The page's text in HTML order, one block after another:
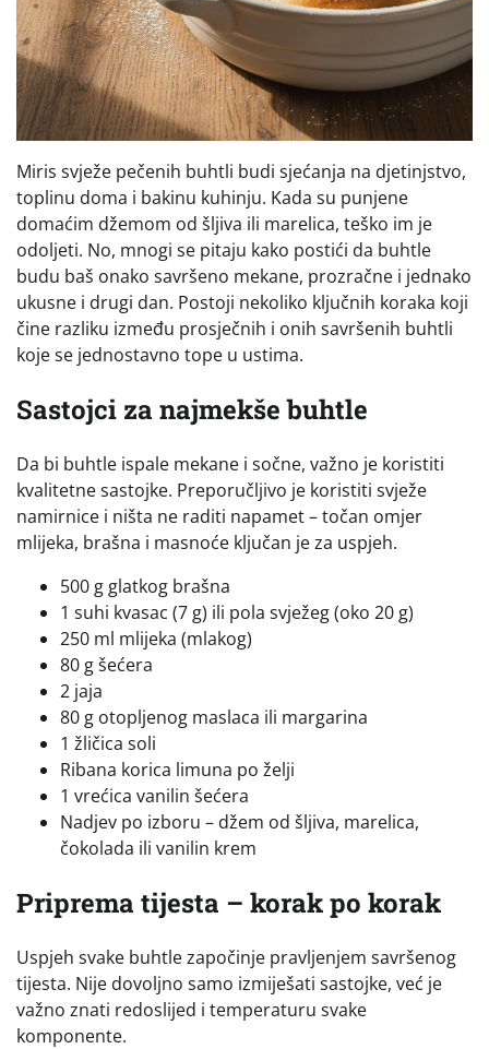
Miris svježe pečenih buhtli budi sjećanja na djetinjstvo,
toplinu doma i bakinu kuhinju. Kada su punjene
domaćim džemom od šljiva ili marelica, teško im je
odoljeti. No, mnogi se pitaju kako postići da buhtle
budu baš onako savršeno mekane, prozračne i jednako
ukusne i drugi dan. Postoji nekoliko ključnih koraka koji
čine razliku između prosječnih i onih savršenih buhtli
koje se jednostavno tope u ustima.
Sastojci za najmekše buhtle
Da bi buhtle ispale mekane i sočne, važno je koristiti
kvalitetne sastojke. Preporučljivo je koristiti svježe
namirnice i ništa ne raditi napamet – točan omjer
mlijeka, brašna i masnoće ključan je za uspjeh.
500 g glatkog brašna
1 suhi kvasac (7 g) ili pola svježeg (oko 20 g)
250 ml mlijeka (mlakog)
80 g šećera
2 jaja
80 g otopljenog maslaca ili margarina
1 žličica soli
Ribana korica limuna po želji
1 vrećica vanilin šećera
Nadjev po izboru – džem od šljiva, marelica,
čokolada ili vanilin krem
Priprema tijesta – korak po korak
Uspjeh svake buhtle započinje pravljenjem savršenog
tijesta. Nije dovoljno samo izmiješati sastojke, već je
važno znati redoslijed i temperaturu svake
komponente.